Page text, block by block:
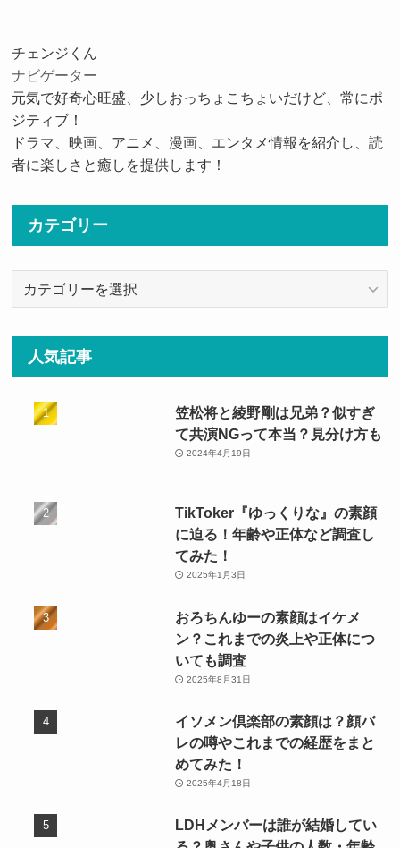
チェンジくん
ナビゲーター
元気で好奇心旺盛、少しおっちょこちょいだけど、常にポ
ジティブ！
ドラマ、映画、アニメ、漫画、エンタメ情報を紹介し、読
者に楽しさと癒しを提供します！
カテゴリー
人気記事
笠松将と綾野剛は兄弟？似すぎ
て共演NGって本当？見分け方も
2024年4月19日
TikToker『ゆっくりな』の素顔
に迫る！年齢や正体など調査し
てみた！
2025年1月3日
おろちんゆーの素顔はイケメ
ン？これまでの炎上や正体につ
いても調査
2025年8月31日
イソメン倶楽部の素顔は？顔バ
レの噂やこれまでの経歴をまと
めてみた！
2025年4月18日
LDHメンバーは誰が結婚してい